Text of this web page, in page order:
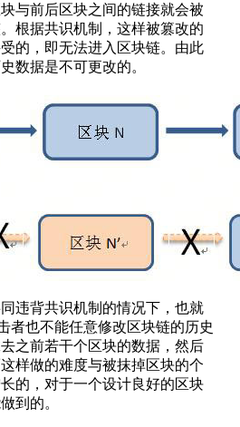
与前后区块之间的链接就会被
根据共识机制，这样被篡改的
的，即无法进入区块链。由此
数据是不可更改的。
背共识机制的情况下，也就
者也不能任意修改区块链的历史
之前若干个区块的数据，然后
样做的难度与被抹掉区块的个
的，对于一个设计良好的区块
到的。